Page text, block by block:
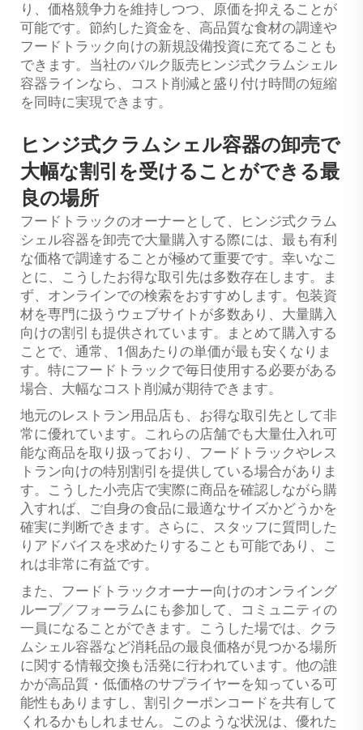
り、価格競争力を維持しつつ、原価を抑えることが
可能です。節約した資金を、高品質な食材の調達や
フードトラック向けの新規設備投資に充てることも
できます。当社のバルク販売ヒンジ式クラムシェル
容器ラインなら、コスト削減と盛り付け時間の短縮
を同時に実現できます。
ヒンジ式クラムシェル容器の卸売で
大幅な割引を受けることができる最
良の場所
フードトラックのオーナーとして、ヒンジ式クラム
シェル容器を卸売で大量購入する際には、最も有利
な価格で調達することが極めて重要です。幸いなこ
とに、こうしたお得な取引先は多数存在します。ま
ず、オンラインでの検索をおすすめします。包装資
材を専門に扱うウェブサイトが多数あり、大量購入
向けの割引も提供されています。まとめて購入する
ことで、通常、1個あたりの単価が最も安くなりま
す。特にフードトラックで毎日使用する必要がある
場合、大幅なコスト削減が期待できます。
地元のレストラン用品店も、お得な取引先として非
常に優れています。これらの店舗でも大量仕入れ可
能な商品を取り扱っており、フードトラックやレス
トラン向けの特別割引を提供している場合がありま
す。こうした小売店で実際に商品を確認しながら購
入すれば、ご自身の食品に最適なサイズかどうかを
確実に判断できます。さらに、スタッフに質問した
りアドバイスを求めたりすることも可能であり、こ
れは非常に有益です。
また、フードトラックオーナー向けのオンライング
ループ／フォーラムにも参加して、コミュニティの
一員になることができます。こうした場では、クラ
ムシェル容器など消耗品の最良価格が見つかる場所
に関する情報交換も活発に行われています。他の誰
かが高品質・低価格のサプライヤーを知っている可
能性もありますし、割引クーポンコードを共有して
くれるかもしれません。このような状況は、優れた